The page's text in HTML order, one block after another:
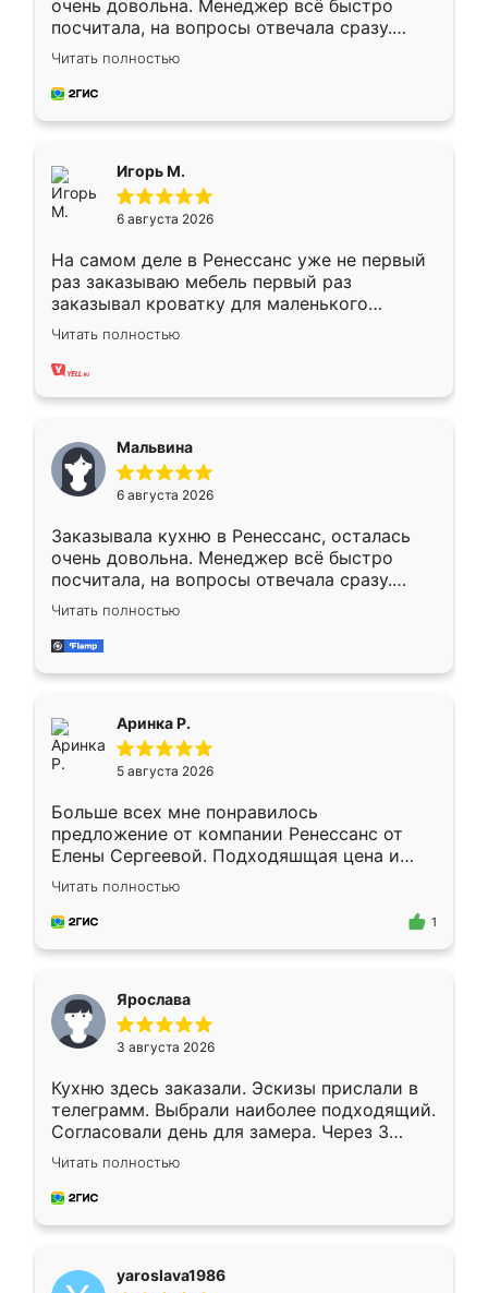
очень довольна. Менеджер всё быстро
посчитала, на вопросы отвечала сразу.
Замерщик приехал в субботу, подошёл к
делу со всей ответственностью. Собрали
за день, ребята работали аккуратно, даже
Читать полностью
Игорь М.
6 августа 2026
На самом деле в Ренессанс уже не первый
раз заказываю мебель первый раз
заказывал кроватку для маленького
ребёнка при его рождении ,во второй раз
заказал шкаф-купе. По качеству очень
хорошее сборка достаточно быстрая,
меньше, здесь же он более разнообразный.
Мне нравится ,если что-то потребуется из
мебели буду заказывать только здесь.
Читать полностью
Мальвина
6 августа 2026
Заказывала кухню в Ренессанс, осталась
очень довольна. Менеджер всё быстро
посчитала, на вопросы отвечала сразу.
Замерщик приехал в субботу, подошёл к
делу со всей ответственностью. Собрали
за день, ребята работали аккуратно, даже
Читать полностью
Аринка Р.
5 августа 2026
Больше всех мне понравилось
предложение от компании Ренессанс от
Елены Сергеевой. Подходяшщая цена и
короткие сроки изготовления. Приехавший
для замера сотрудник Владислав
предложил по моему эскизу самый
Читать полностью
1
Ярослава
3 августа 2026
Кухню здесь заказали. Эскизы прислали в
телеграмм. Выбрали наиболее подходящий.
Согласовали день для замера. Через 3
недели кухня была уже готова. Остались
довольны работой. Спасибо Ренессанс
мебель за качественную работу!
Читать полностью
yaroslava1986